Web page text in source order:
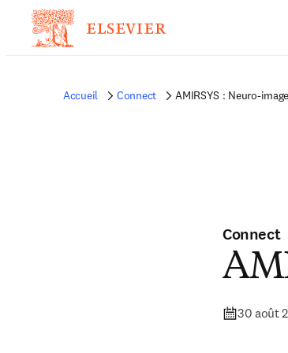
Accueil Connect AMIRSYS : Neuro-
Connect
30 août